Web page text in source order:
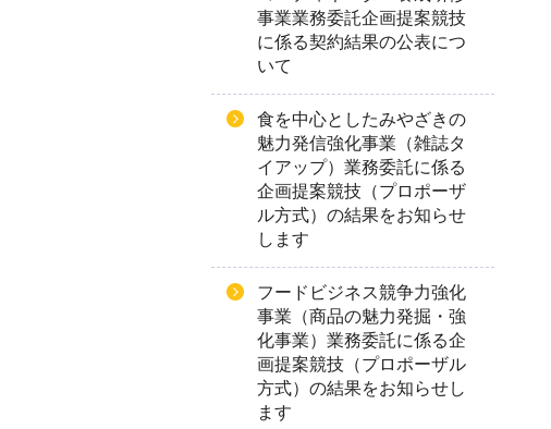
事業業務委託企画提案競技
に係る契約結果の公表につ
いて
食を中心としたみやざきの
魅力発信強化事業（雑誌タ
イアップ）業務委託に係る
企画提案競技（プロポーザ
ル方式）の結果をお知らせ
します
フードビジネス競争力強化
事業（商品の魅力発掘・強
化事業）業務委託に係る企
画提案競技（プロポーザル
方式）の結果をお知らせし
ます